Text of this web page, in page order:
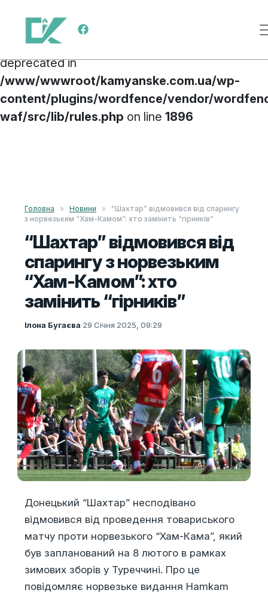
Deprecated
: preg_replace(): Passing null to
parameter #3 ($subject) of type array|string is
deprecated in
/www/wwwroot/kamyanske.com.ua/wp-
content/plugins/wordfence/vendor/
waf/src/lib/rules.php on line 1896
Main Navigation
Головна » Новини »
“Шахтар” відмовився від спарингу
з норвезьким “Хам-Камом”: хто замінить “гірників”
“Шахтар” відмовився від
спарингу з норвезьким
“Хам-Камом”: хто
замінить “гірників”
Ілона Бугаєва·29 Січня 2025, 09:29
Донецький “Шахтар” несподівано
відмовився від проведення товариського
матчу проти норвезького “Хам-Кама”, який
був запланований на 8 лютого в рамках
зимових зборів у Туреччині. Про це
повідомляє норвезьке видання Hamkam